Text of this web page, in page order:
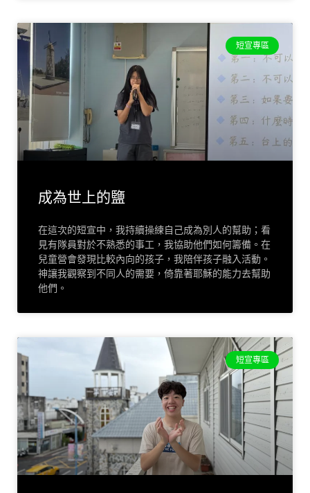
短宣專區
成為世上的鹽
在這次的短宣中，我持續操練自己成為別人的幫助；看
見有隊員對於不熟悉的事工，我協助他們如何籌備。在
兒童營會發現比較內向的孩子，我陪伴孩子融入活動。
神讓我觀察到不同人的需要，倚靠著耶穌的能力去幫助
他們。
短宣專區